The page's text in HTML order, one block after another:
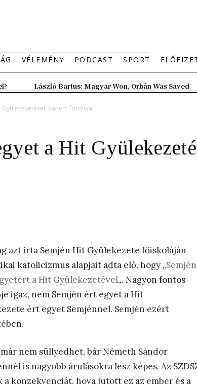
VÉLEMÉNY PODCAST SPORT
László Bartus: Magyar Won, Orbán Was Saved
hanem fordítva
a Hit
azt írta Semjén Hit Gyülekezete főiskoláján
katolicizmus alapjait adta elő, hogy „Semjén
a Hit Gyülekezetével„. Nagyon fontos
igaz, nem Semjén ért egyet a Hit
ért egyet Semjénnel. Semjén ezért
nem süllyedhet, bár Németh Sándor
is nagyobb árulásokra lesz képes. Az
konzekvenciát, hova jutott ez az ember és a